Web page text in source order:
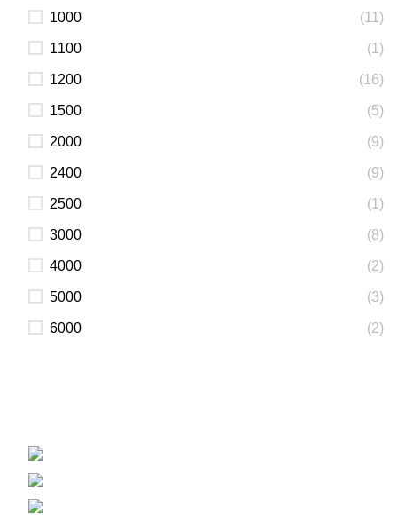
1000 (11)
1100 (1)
1200 (16)
1500 (5)
2000 (9)
2400 (9)
2500 (1)
3000 (8)
4000 (2)
5000 (3)
6000 (2)